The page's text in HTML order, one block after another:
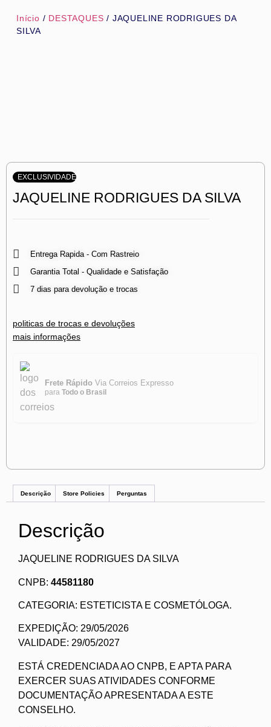
Início / DESTAQUES / JAQUELINE RODRIGUES DA
SILVA
EXCLUSIVIDADE
JAQUELINE RODRIGUES DA SILVA
Entrega Rapida - Com Rastreio
Garantia Total - Qualidade e Satisfação
7 dias para devolução e trocas
politicas de trocas e devoluções
mais informações
Frete Rápido Via Correios Expresso
para Todo o Brasil
Descrição Store Policies Perguntas
Descrição
JAQUELINE RODRIGUES DA SILVA
CNPB: 44581180
CATEGORIA: ESTETICISTA E COSMETÓLOGA.
EXPEDIÇÃO: 29/05/2026
VALIDADE: 29/05/2027
ESTÁ CREDENCIADA AO CNPB, E APTA PARA
EXERCER SUAS ATIVIDADES CONFORME
DOCUMENTAÇÃO APRESENTADA A ESTE
CONSELHO.